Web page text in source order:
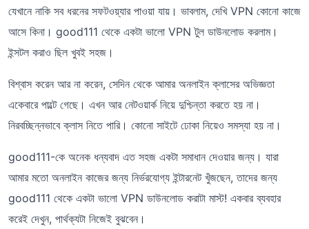
যেখানে নাকি সব ধরনের সফটওয়্যার পাওয়া যায়। ভাবলাম, দেখি VPN কোনো কাজে
আসে কিনা। good111 থেকে একটা ভালো VPN টুল ডাউনলোড করলাম।
ইন্সটল করাও ছিল খুবই সহজ।
বিশ্বাস করেন আর না করেন, সেদিন থেকে আমার অনলাইন ক্লাসের অভিজ্ঞতা
একেবারে পাল্টে গেছে। এখন আর নেটওয়ার্ক নিয়ে দুশ্চিন্তা করতে হয় না।
নিরবচ্ছিন্নভাবে ক্লাস নিতে পারি। কোনো সাইটে ঢোকা নিয়েও সমস্যা হয় না।
good111-কে অনেক ধন্যবাদ এত সহজ একটা সমাধান দেওয়ার জন্য। যারা
আমার মতো অনলাইন কাজের জন্য নির্ভরযোগ্য ইন্টারনেট খুঁজছেন, তাদের জন্য
good111 থেকে একটা ভালো VPN ডাউনলোড করাটা মাস্ট! একবার ব্যবহার
করেই দেখুন, পার্থক্যটা নিজেই বুঝবেন।